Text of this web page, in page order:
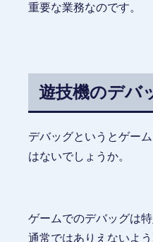
重要な業務なのです。
遊技機のデバ
デバッグというとゲー
はないでしょうか。
ゲームでのデバッグは
通常ではありえないよ